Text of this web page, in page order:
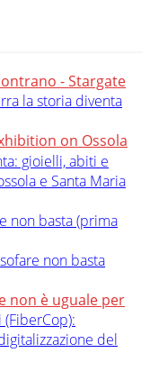
- Stargate
la storia diventa
on Ossola
gioielli, abiti e
e Santa Maria
non basta (prima
non basta
non è uguale per
del